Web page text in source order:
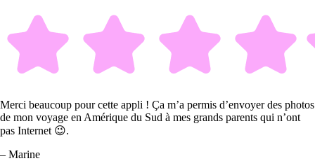
Merci beaucoup pour cette appli ! Ça m’a permis d’envoyer des photos
de mon voyage en Amérique du Sud à mes grands parents qui n’ont
pas Internet 😉.
– Marine